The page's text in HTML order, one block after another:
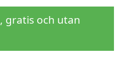
gratis och utan